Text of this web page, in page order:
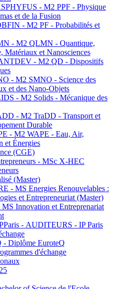
- M2 PPF - Physique
et de la Fusion
- M2 PF - Probabilités et
- M2 QLMN - Quantique,
Matériaux et Nanosciences
- M2 QD - Dispositifs
- M2 SMNO - Science des
et des Nano-Objets
- M2 Solids - Mécanique des
- M2 TraDD - Transport et
Durable
- M2 WAPE - Eau, Air,
et Énergies
(CGE)
- MSc X-HEC
(Master)
- MS Energies Renouvelables :
et Entrepreneuriat (Master)
Innovation et Entreprenariat
- AUDITEURS - IP Paris
- Diplôme EuroteQ
d'échange